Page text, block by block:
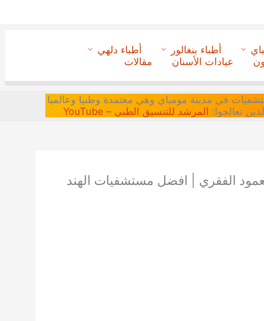
أطباء بنغالور
أطباء دلهي
عيادات الأسنان مقالات
مستشفيات في مدينة مومباي وهي معتمدة وطنيا وعالميا
تعالجوا: المرشد للتنسيق الطبي – YouTube
الفقري | افضل مستشفيات الهند